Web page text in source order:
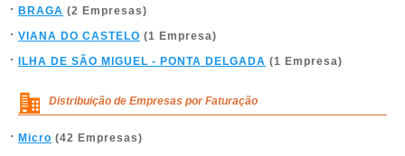
BRAGA (2 Empresas)
VIANA DO CASTELO (1 Empresa)
ILHA DE SÃO MIGUEL - PONTA DELGADA (1 Empresa)
Distribuição de Empresas por Faturação
Micro (42 Empresas)